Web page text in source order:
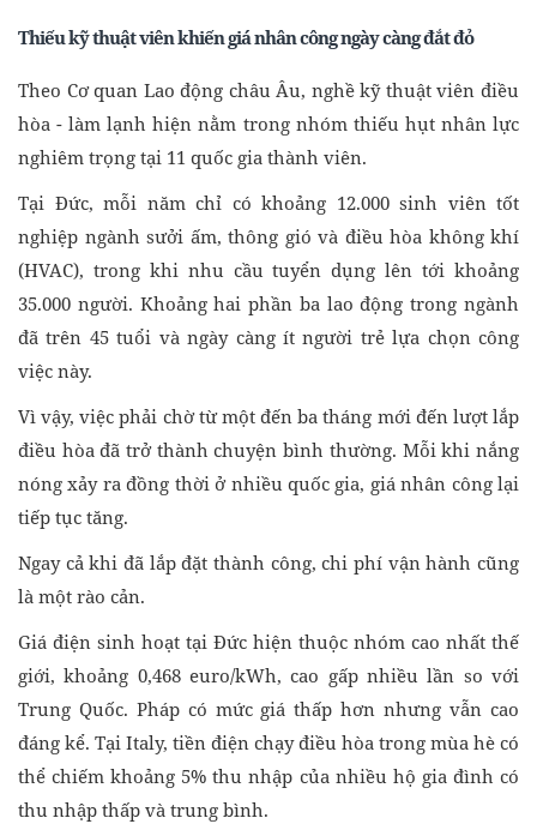
Thiếu kỹ thuật viên khiến giá nhân công ngày càng đắt đỏ
Theo Cơ quan Lao động châu Âu, nghề kỹ thuật viên điều
hòa - làm lạnh hiện nằm trong nhóm thiếu hụt nhân lực
nghiêm trọng tại 11 quốc gia thành viên.
Tại Đức, mỗi năm chỉ có khoảng 12.000 sinh viên tốt
nghiệp ngành sưởi ấm, thông gió và điều hòa không khí
(HVAC), trong khi nhu cầu tuyển dụng lên tới khoảng
35.000 người. Khoảng hai phần ba lao động trong ngành
đã trên 45 tuổi và ngày càng ít người trẻ lựa chọn công
việc này.
Vì vậy, việc phải chờ từ một đến ba tháng mới đến lượt lắp
điều hòa đã trở thành chuyện bình thường. Mỗi khi nắng
nóng xảy ra đồng thời ở nhiều quốc gia, giá nhân công lại
tiếp tục tăng.
Ngay cả khi đã lắp đặt thành công, chi phí vận hành cũng
là một rào cản.
Giá điện sinh hoạt tại Đức hiện thuộc nhóm cao nhất thế
giới, khoảng 0,468 euro/kWh, cao gấp nhiều lần so với
Trung Quốc. Pháp có mức giá thấp hơn nhưng vẫn cao
đáng kể. Tại Italy, tiền điện chạy điều hòa trong mùa hè có
thể chiếm khoảng 5% thu nhập của nhiều hộ gia đình có
thu nhập thấp và trung bình.